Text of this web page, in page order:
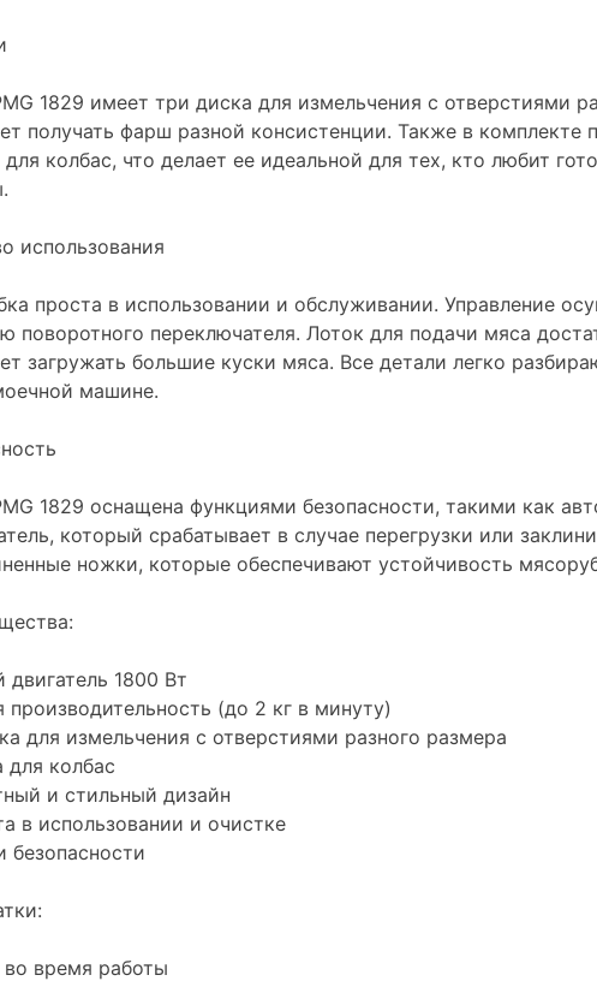
1829 имеет три диска для измельчения с отверстиями
получать фарш разной консистенции. Также в комплекте
для колбас, что делает ее идеальной для тех, кто любит
использования
проста в использовании и обслуживании. Управление
поворотного переключателя. Лоток для подачи мяса
загружать большие куски мяса. Все детали легко
машине.
1829 оснащена функциями безопасности, такими как
который срабатывает в случае перегрузки или
ножки, которые обеспечивают устойчивость
1800 Вт
производительность (до 2 кг в минуту)
для измельчения с отверстиями разного размера
для колбас
и стильный дизайн
в использовании и очистке
безопасности
время работы